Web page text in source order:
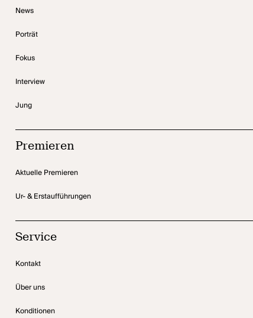
News
Porträt
Fokus
Interview
Jung
Premieren
Aktuelle Premieren
Ur- & Erstaufführungen
Service
Kontakt
Über uns
Konditionen